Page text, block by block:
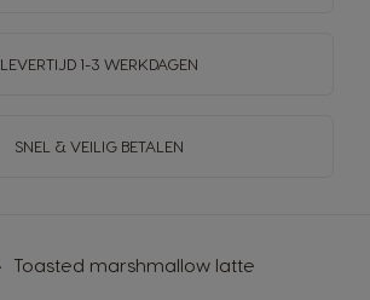
LEVERTIJD 1-3 WERKDAGEN
SNEL & VEILIG BETALEN
Toasted marshmallow latte